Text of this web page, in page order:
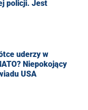
policji. Jest
uderzy w
Niepokojący
USA